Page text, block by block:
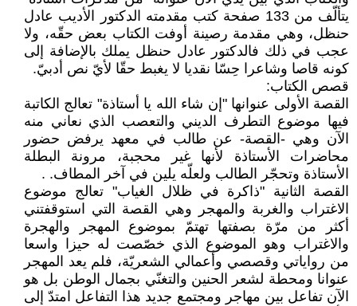
يتألّف من 133 صفحة كتب مقدمته الدكتور الأديب عادل
حنظل، وهي مقدمة رصينة أوفت الكتاب بعض حقّه، ولا
عجب في ذلك فالدكتور عادل حنظل يملك بالإضافة إلى
كونه قاصا وشاعرا حِسّا نقديا لا يغبط حقّا لأيّ نص أدبيّ.
قصص الكتاب:
القصة الأولى عنوانها "إن شاء الله يا أستاذة" تعالج الكاتبة
فيها موضوع التطرف الديني والتعصب الذي نعاني منه
الآن وهي -القصة- عن طالب في معهد يرفض حضور
محاضرات الأستاذة لأنها غير محجبة، مرونة البطلة
الأستاذة وتحجّر الطالب ولعلّه يلين في آخر المطاف. .
القصة الثانية "ذاكرة في ظلال الغياب" تعالج موضوع
الاغتراب والغربة والمهجر وهي القصة التي استوقفتني
أكثر من مرّة بصفتها تهتمّ بموضوع المهجر والهجرة
والاغتراب وهو الموضوع الذي خصّصت له حيزا واسعا
من رواياتي وقصصي وأعمالي الشعريّة، فلم يعد المهجر
عنوانا ومحطة لشعر الحنين والتغنّي بجمال الوطن بل هو
الآن تفاعل بين مهاجر ومجتمع جديد هذا التفاعل امتدّ إلى